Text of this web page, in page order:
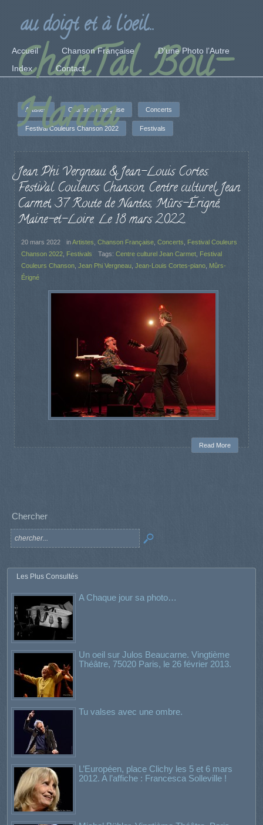
ChanTal Bou-
Hanna
au doigt et à l'oeil...
Accueil Chanson Française
D’une Photo l’Autre
Index
Contact
Artistes Chanson Française Concerts
Festival Couleurs Chanson 2022 Festivals
Jean Phi Vergneau & Jean-Louis Cortes.
Festival Couleurs Chanson, Centre culturel Jean
Carmet, 37 Route de Nantes, Mûrs-Érigné,
Maine-et-Loire. Le 18 mars 2022.
20 mars 2022 inArtistes Chanson Française Concerts
Festival Couleurs
Chanson 2022 Festivals Tags: Centre culturel Jean Carmet Festival
Couleurs Chanson Jean Phi Vergneau Jean-Louis Cortes-piano Mûrs-
Érigné
Read More
Chercher
Les Plus Consultés
A Chaque jour sa photo…
Un oeil sur Julos Beaucarne. Vingtième
Théâtre, 75020 Paris, le 26 février 2013.
Tu valses avec une ombre.
L’Européen, place Clichy les 5 et 6 mars
2012. A l’affiche : Francesca Solleville !